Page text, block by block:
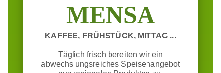
MENSA
KAFFEE, FRÜHSTÜCK, MITTAG ...
Täglich frisch bereiten wir ein
abwechslungsreiches Speisenangebot